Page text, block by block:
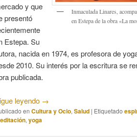
Inmaculada Linares,
en Estepa de la obra «La
y que
presentó
Estepa. Su
nacida en 1974, es profesora de
2010. Su interés por la escritura se
publicada.
leyendo →
en Cultura y Ocio, Salud | Etiquetado
, yoga